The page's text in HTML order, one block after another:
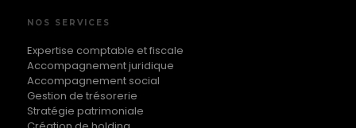
NOS SERVICES
Expertise comptable et fiscale
Accompagnement juridique
Accompagnement social
Gestion de trésorerie
Stratégie patrimoniale